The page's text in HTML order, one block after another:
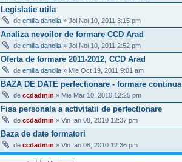
Legislatie utila
de emilia dancila » Joi Noi 10, 2011 3:15 pm
Analiza nevoilor de formare CCD Arad
de emilia dancila » Joi Noi 10, 2011 2:52 pm
Oferta de formare 2011-2012, CCD Arad
de emilia dancila » Mie Oct 19, 2011 9:01 am
BAZA DE DATE perfectionare - formare continua
de ccdadmin » Mie Mar 10, 2010 12:25 pm
Fisa personala a activitatii de perfectionare
de ccdadmin » Vin Ian 08, 2010 12:37 pm
Baza de date formatori
de ccdadmin » Vin Ian 08, 2010 12:36 pm